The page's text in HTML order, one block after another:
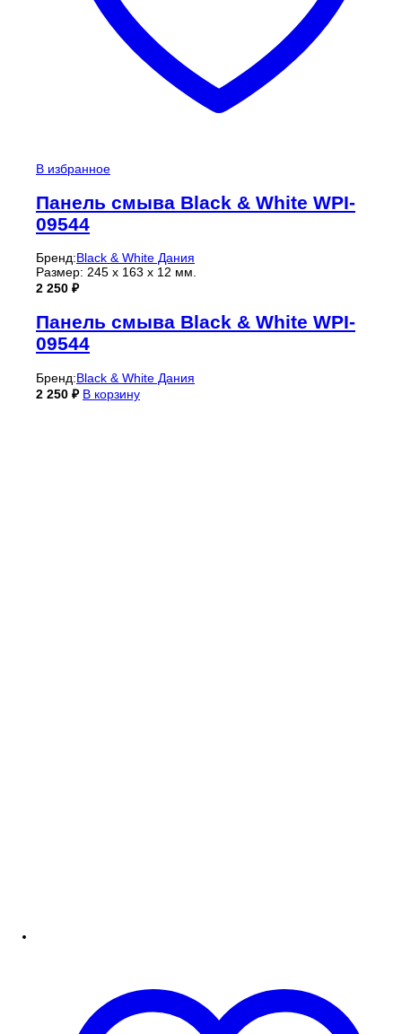
В избранное
Панель смыва Black & White WPI-
09544
Бренд:Black & White Дания
Размер: 245 х 163 х 12 мм.
2 250 ₽
Панель смыва Black & White WPI-
09544
Бренд:Black & White Дания
2 250 ₽ В корзину